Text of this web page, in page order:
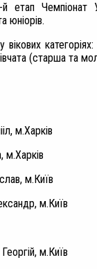
етап Чемпіонат
юніорів.
вікових
(старша та
м.Харків
м.Харків
м.Київ
м.Київ
м.Київ